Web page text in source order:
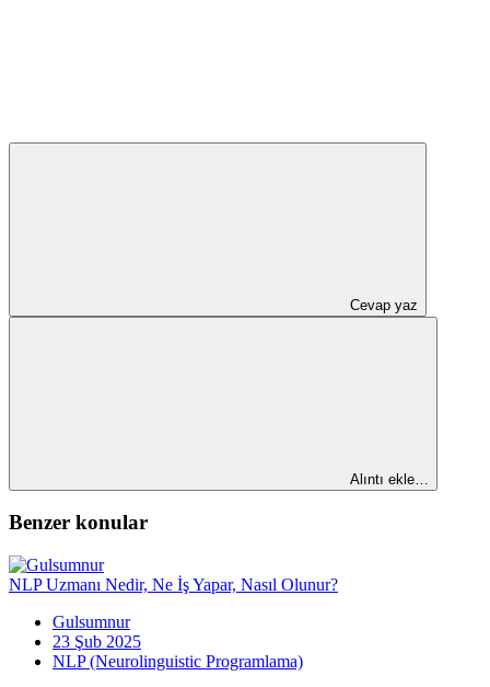
Cevap yaz
Alıntı ekle…
Benzer konular
NLP Uzmanı Nedir, Ne İş Yapar, Nasıl Olunur?
Gulsumnur
23 Şub 2025
NLP (Neurolinguistic Programlama)